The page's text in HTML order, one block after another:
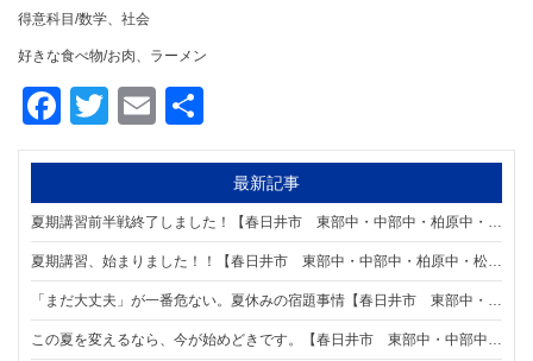
得意科目/数学、社会
好きな食べ物/お肉、ラーメン
Facebook
TwitterEmail
有
最新記事
夏期講習前半戦終了しました！【春日井市 東部中・中部中・柏原中・松原中・南城中学区の個別指導塾 明海学院 春日井駅前校】
夏期講習、始まりました！！【春日井市 東部中・中部中・柏原中・松原中・南城中学区の個別指導塾 明海学院 春日井駅前校】
「まだ大丈夫」が一番危ない。夏休みの宿題事情【春日井市 東部中・中部中・柏原中・松原中・南城中学区の個別指導塾 明海学院 春日井駅前校】
この夏を変えるなら、今が始めどきです。【春日井市 東部中・中部中・柏原中・松原中・南城中学区の個別指導塾 明海学院 春日井駅前校】